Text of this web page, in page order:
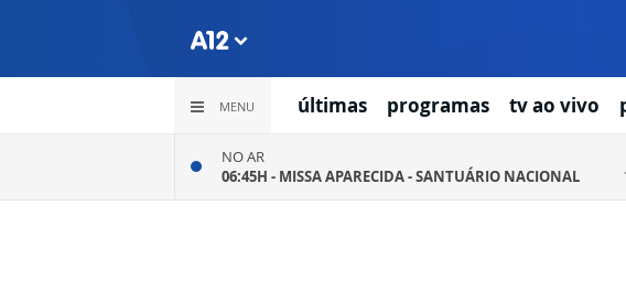
MENU últimas programas tv ao vivo
NO AR
06:45H - MISSA APARECIDA - SANTUÁRIO NACIONAL